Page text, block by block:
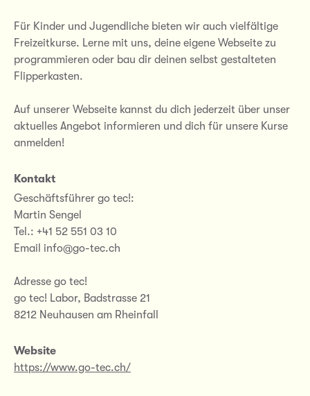
Für Kinder und Jugendliche bieten wir auch vielfältige
Freizeitkurse. Lerne mit uns, deine eigene Webseite zu
programmieren oder bau dir deinen selbst gestalteten
Flipperkasten.
Auf unserer Webseite kannst du dich jederzeit über unser
aktuelles Angebot informieren und dich für unsere Kurse
anmelden!
Kontakt
Geschäftsführer go tec!:
Martin Sengel
Tel.: +41 52 551 03 10
Email info@go-tec.ch
Adresse go tec!
go tec! Labor, Badstrasse 21
8212 Neuhausen am Rheinfall
Website
https://www.go-tec.ch/